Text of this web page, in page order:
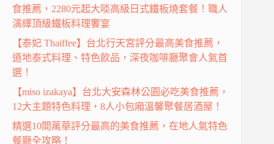
食推薦，2280元起大啖高級日式鐵板燒套餐！職人
演繹頂級鐵板料理饗宴
【泰妃 Thaiffee】台北行天宮評分最高美食推薦，
道地泰式料理、特色飲品，深夜咖啡廳聚會人氣首
選！
【miso izakaya】台北大安森林公園必吃美食推薦，
12大主題特色料理，8人小包廂溫馨聚餐居酒屋！
精選10間萬華評分最高的美食推薦，在地人氣特色
餐廳全攻略！